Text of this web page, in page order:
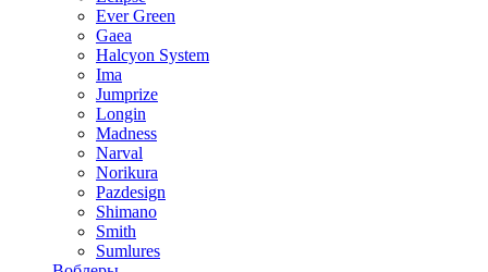
Ever Green
Gaea
Halcyon System
Ima
Jumprize
Longin
Madness
Narval
Norikura
Pazdesign
Shimano
Smith
Sumlures